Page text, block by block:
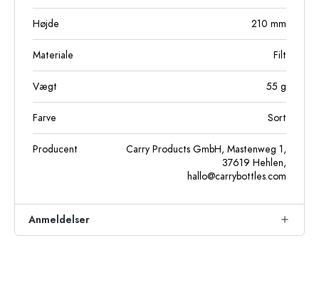
Højde 210 mm
Materiale Filt
Vægt 55 g
Farve Sort
Producent
Carry Products GmbH, Mastenweg 1,
37619 Hehlen,
hallo@carrybottles.com
Anmeldelser